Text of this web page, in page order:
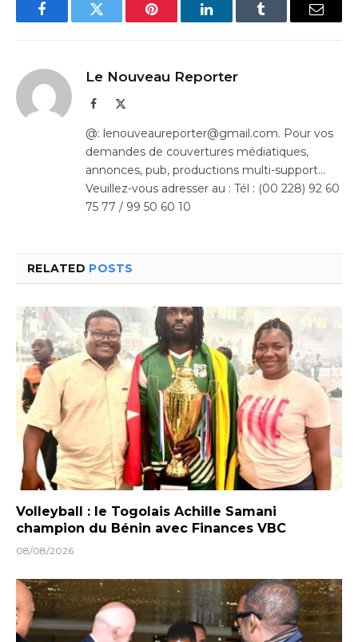
FacebookTwitter Pinterest LinkedInTumblr Email
Le Nouveau Reporter
Facebook
@: lenouveaureporter@gmail.com. Pour vos
demandes de couvertures médiatiques,
annonces, pub, productions multi-support…
Veuillez-vous adresser au : Tél : (00 228) 92 60
75 77 / 99 50 60 10
RELATED POSTS
Volleyball : le Togolais Achille Samani
champion du Bénin avec Finances VBC
08/08/2026